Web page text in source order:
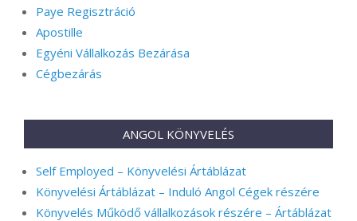
Paye Regisztráció
Apostille
Egyéni Vállalkozás Bezárása
Cégbezárás
ANGOL KÖNYVELÉS
Self Employed – Könyvelési Ártáblázat
Könyvelési Ártáblázat – Induló Angol Cégek részére
Könyvelés Működő vállalkozások részére – Ártáblázat